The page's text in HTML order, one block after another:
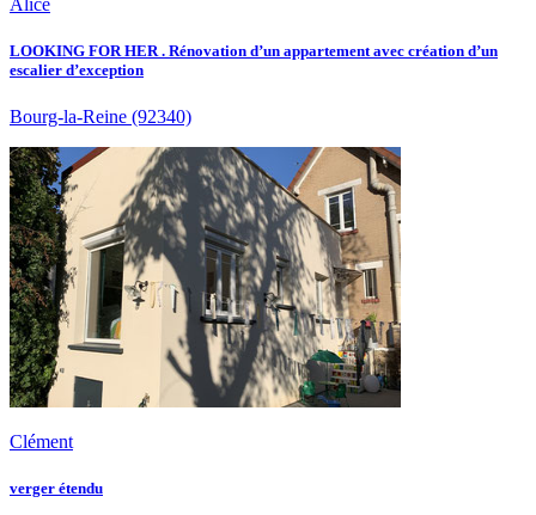
LOOKING FOR HER . Rénovation d’un appartement avec création d’un
escalier d’exception
Bourg-la-Reine (92340)
Clément
verger étendu